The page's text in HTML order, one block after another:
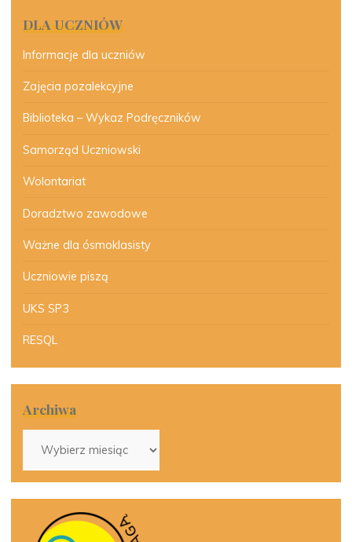
DLA UCZNIÓW
Informacje dla uczniów
Zajęcia pozalekcyjne
Biblioteka – Wykaz Podręczników
Samorząd Uczniowski
Wolontariat
Doradztwo zawodowe
Ważne dla ósmoklasisty
Uczniowie piszą
UKS SP3
RESQL
Archiwa